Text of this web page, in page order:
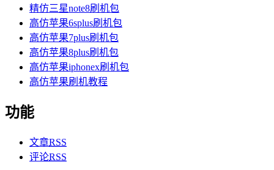
精仿三星note8刷机包
高仿苹果6splus刷机包
高仿苹果7plus刷机包
高仿苹果8plus刷机包
高仿苹果iphonex刷机包
高仿苹果刷机教程
功能
文章RSS
评论RSS